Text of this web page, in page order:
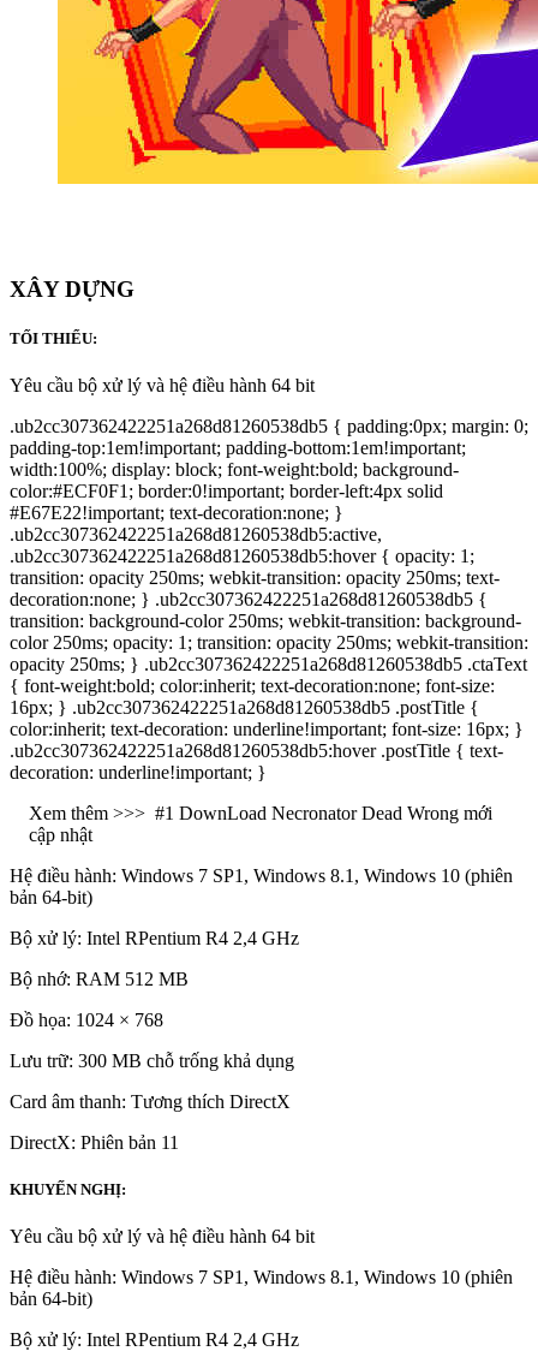
XÂY DỰNG
TỐI THIỂU:
Yêu cầu bộ xử lý và hệ điều hành 64 bit
.ub2cc307362422251a268d81260538db5 { padding:0px; margin: 0;
padding-top:1em!important; padding-bottom:1em!important;
color:#ECF0F1; border:0!important; border-left:4px solid